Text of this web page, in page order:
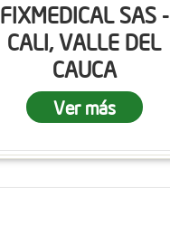
FIXMEDICAL SAS -
CALI, VALLE DEL
CAUCA
Ver más